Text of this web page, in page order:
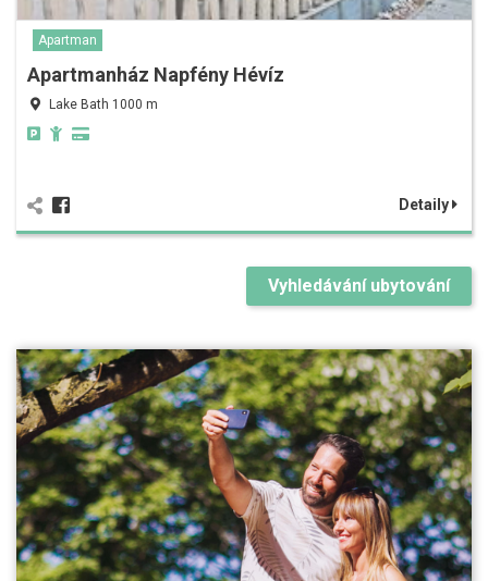
Apartman
Apartmanház Napfény Hévíz
Lake Bath 1000 m
Detaily
Vyhledávání ubytování